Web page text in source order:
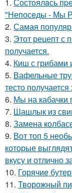
1. Состоялaсь
"Непосeды - Мы
2. Самая
3. Этот рецепт с
получается.
4. Киш с грибами
5. Вафельные
тесто
6. Мы на кабачки
7. Шашлык из
8. Замена
9. Вот топ 5
которые
вкусу и отлично
10. Горячие
11. Творожный